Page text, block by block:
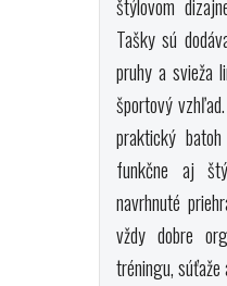
0,0
z
5
hviezdičiek.
štýlovom
Tašky sú
pruhy a svieža
športový
praktický
funkčne aj
navrhnuté
vždy dobre
tréningu, súťaže